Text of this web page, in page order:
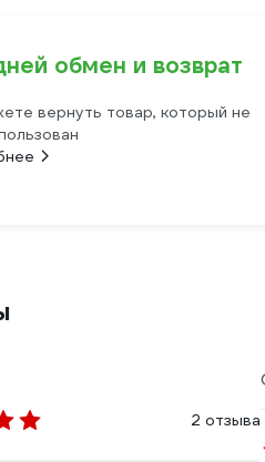
обмен и возврат
вернуть товар, который не
2 отзыва